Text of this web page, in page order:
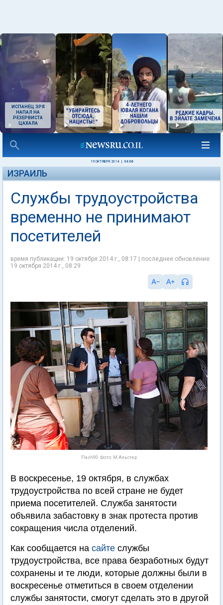
ИСПАНЕЦ ЗРЯ
НАПАЛ НА
РЕЗЕРВИСТА
ЦАХАЛА
19 ОКТЯБРЯ 2014 04:06
ИЗРАИЛЬ
Службы трудоустройства
временно не принимают
посетителей
время публикации: 19 октября 2014 г., 08:17 | последнее обновление:
19 октября 2014 г., 08:29
Flash90. Фото: М.Альстер
В воскресенье, 19 октября, в службах
трудоустройства по всей стране не будет
приема посетителей. Служба занятости
объявила забастовку в знак протеста против
сокращения числа отделений.
Как сообщается на сайте службы
трудоустройства, все права безработных будут
сохранены и те люди, которые должны были в
воскресенье отметиться в своем отделении
службы занятости, смогут сделать это в другой